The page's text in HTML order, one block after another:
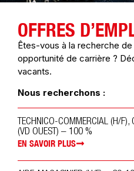
OFFRES
Êtes-vous à la recherche
opportunité de carrière ?
vacants.
Nous recherchons :
TECHNICO-COMMERCIAL (H/F),
(VD OUEST) – 100 %
EN SAVOIR PLUS